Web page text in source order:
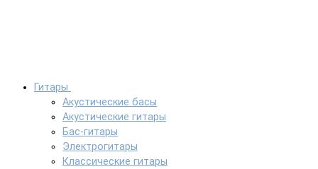
Гитары
Акустические басы
Акустические гитары
Бас-гитары
Электрогитары
Классические гитары